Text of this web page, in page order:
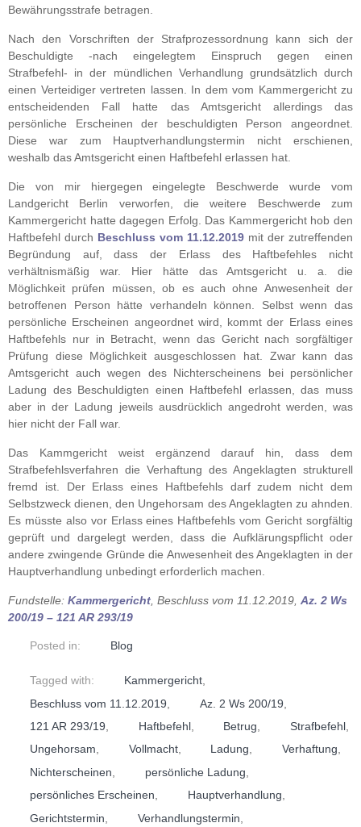
Bewährungsstrafe betragen.
Nach den Vorschriften der Strafprozessordnung kann sich der
Beschuldigte -nach eingelegtem Einspruch gegen einen
Strafbefehl- in der mündlichen Verhandlung grundsätzlich durch
einen Verteidiger vertreten lassen. In dem vom Kammergericht zu
entscheidenden Fall hatte das Amtsgericht allerdings das
persönliche Erscheinen der beschuldigten Person angeordnet.
Diese war zum Hauptverhandlungstermin nicht erschienen,
weshalb das Amtsgericht einen Haftbefehl erlassen hat.
Die von mir hiergegen eingelegte Beschwerde wurde vom
Landgericht Berlin verworfen, die weitere Beschwerde zum
Kammergericht hatte dagegen Erfolg. Das Kammergericht hob den
Haftbefehl durch Beschluss vom 11.12.2019 mit der zutreffenden
Begründung auf, dass der Erlass des Haftbefehles nicht
verhältnismäßig war. Hier hätte das Amtsgericht u. a. die
Möglichkeit prüfen müssen, ob es auch ohne Anwesenheit der
betroffenen Person hätte verhandeln können. Selbst wenn das
persönliche Erscheinen angeordnet wird, kommt der Erlass eines
Haftbefehls nur in Betracht, wenn das Gericht nach sorgfältiger
Prüfung diese Möglichkeit ausgeschlossen hat. Zwar kann das
Amtsgericht auch wegen des Nichterscheinens bei persönlicher
Ladung des Beschuldigten einen Haftbefehl erlassen, das muss
aber in der Ladung jeweils ausdrücklich angedroht werden, was
hier nicht der Fall war.
Das Kammgericht weist ergänzend darauf hin, dass dem
Strafbefehlsverfahren die Verhaftung des Angeklagten strukturell
fremd ist. Der Erlass eines Haftbefehls darf zudem nicht dem
Selbstzweck dienen, den Ungehorsam des Angeklagten zu ahnden.
Es müsste also vor Erlass eines Haftbefehls vom Gericht sorgfältig
geprüft und dargelegt werden, dass die Aufklärungspflicht oder
andere zwingende Gründe die Anwesenheit des Angeklagten in der
Hauptverhandlung unbedingt erforderlich machen.
Fundstelle: Kammergericht , Beschluss vom 11.12.2019, Az. 2 Ws
200/19 – 121 AR 293/19
Posted in: Blog
Tagged with: Kammergericht,
Beschluss vom 11.12.2019
Az. 2 Ws 200/19
121 AR 293/19
Haftbefehl, Betrug Strafbefehl,
Ungehorsam, Vollmacht, Ladung, Verhaftung,
Nichterscheinen
persönliche Ladung
persönliches Erscheinen
Hauptverhandlung
Gerichtstermin
Verhandlungstermin